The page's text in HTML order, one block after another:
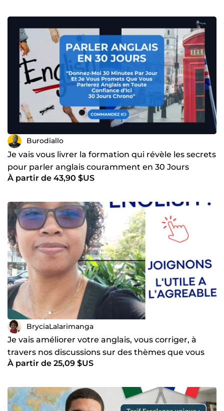
Burodiallo
Je vais vous livrer la formation qui révèle les secrets
pour parler anglais couramment en 30 Jours
Chrono
À partir de 43,90 $US
BryciaLalarimanga
Je vais améliorer votre anglais, vous corriger, à
travers nos discussions sur des thèmes que vous
choisissez
À partir de 25,09 $US